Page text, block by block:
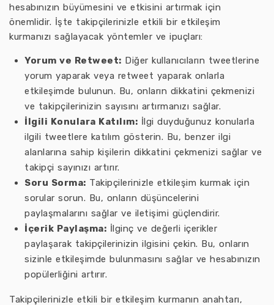
hesabınızın büyümesini ve etkisini artırmak için
önemlidir. İşte takipçilerinizle etkili bir etkileşim
kurmanızı sağlayacak yöntemler ve ipuçları:
Yorum ve Retweet: Diğer kullanıcıların tweetlerine
yorum yaparak veya retweet yaparak onlarla
etkileşimde bulunun. Bu, onların dikkatini çekmenizi
ve takipçilerinizin sayısını artırmanızı sağlar.
İlgili Konulara Katılım: İlgi duyduğunuz konularla
ilgili tweetlere katılım gösterin. Bu, benzer ilgi
alanlarına sahip kişilerin dikkatini çekmenizi sağlar ve
takipçi sayınızı artırır.
Soru Sorma: Takipçilerinizle etkileşim kurmak için
sorular sorun. Bu, onların düşüncelerini
paylaşmalarını sağlar ve iletişimi güçlendirir.
İçerik Paylaşma: İlginç ve değerli içerikler
paylaşarak takipçilerinizin ilgisini çekin. Bu, onların
sizinle etkileşimde bulunmasını sağlar ve hesabınızın
popülerliğini artırır.
Takipçilerinizle etkili bir etkileşim kurmanın anahtarı,